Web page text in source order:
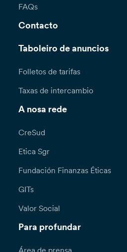
FAQs
Contacto
Taboleiro de anuncios
Folletos de tarifas
Taxas de intercambio
A nosa rede
CreSud
Etica Sgr
Fundación Finanzas Éticas
GITs
Valor Social
Para profundar
Área de prensa